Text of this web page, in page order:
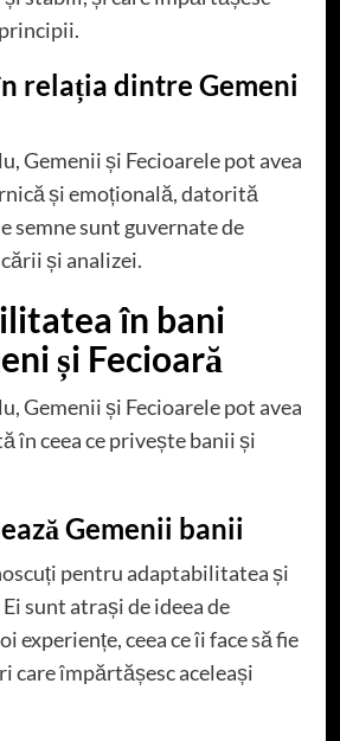
relația dintre Gemeni
Gemenii și Fecioarele pot avea
și emoțională, datorită
semne sunt guvernate de
și analizei.
în bani
și Fecioară
Gemenii și Fecioarele pot avea
în ceea ce privește banii și
Gemenii banii
pentru adaptabilitatea și
sunt atrași de ideea de
experiențe, ceea ce îi face să fie
care împărtășesc aceleași